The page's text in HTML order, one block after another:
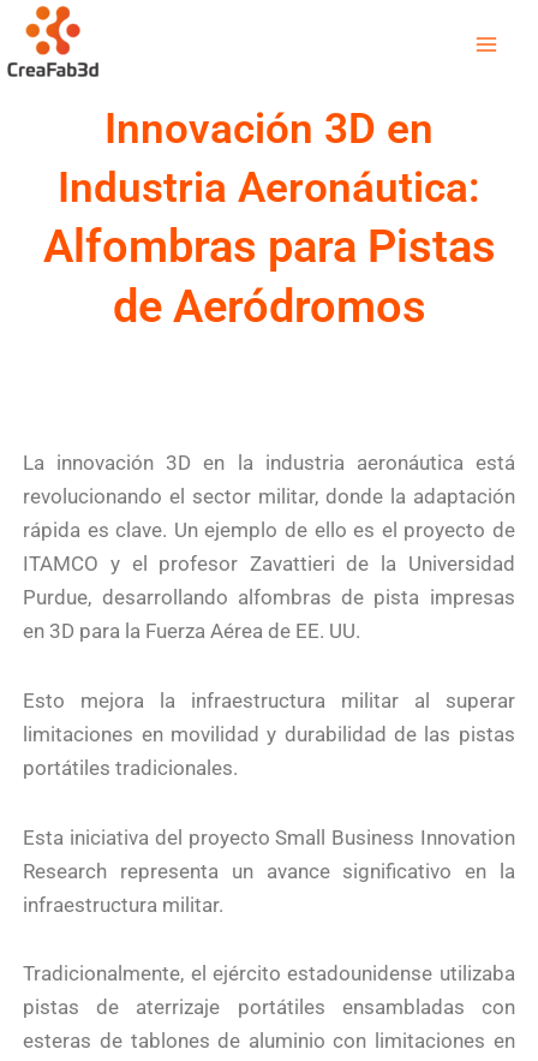
contenido
Innovación 3D en
Industria Aeronáutica:
Alfombras para Pistas
de Aeródromos
La innovación 3D en la industria aeronáutica está
revolucionando el sector militar, donde la adaptación
rápida es clave. Un ejemplo de ello es el proyecto de
ITAMCO y el profesor Zavattieri de la Universidad
Purdue, desarrollando alfombras de pista impresas
en 3D para la Fuerza Aérea de EE. UU.
Esto mejora la infraestructura militar al superar
limitaciones en movilidad y durabilidad de las pistas
portátiles tradicionales.
Esta iniciativa del proyecto Small Business Innovation
Research representa un avance significativo en la
infraestructura militar.
Tradicionalmente, el ejército estadounidense utilizaba
pistas de aterrizaje portátiles ensambladas con
esteras de tablones de aluminio con limitaciones en